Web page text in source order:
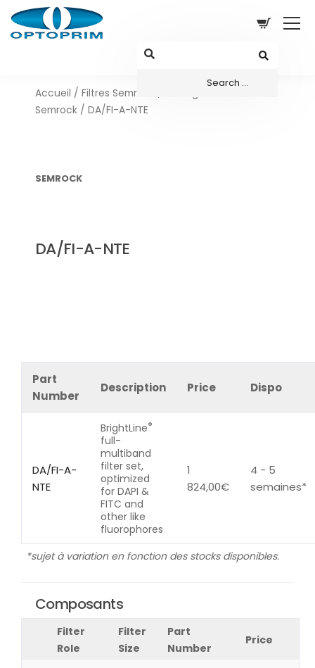
Accueil / Filtres Semrock
Semrock / DA/FI-A-NTE
SEMROCK
DA/FI-A-NTE
Part
Number
Description Price Dispo
DA/FI-A-
NTE
BrightLine®
full-
multiband
filter set,
optimized
for DAPI &
FITC and
other like
fluorophores
1
824,00€
4 - 5
semaines*
*sujet à variation en fonction des stocks disponibles.
Composants
Filter
Role
Filter
Size
Part
Number
Price